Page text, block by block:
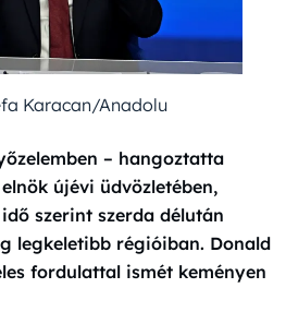
Karacan/Anadolu
– hangoztatta
újévi üdvözletében,
szerint szerda délután
legkeletibb régióiban. Donald
fordulattal ismét keményen